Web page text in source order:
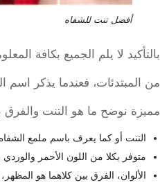
أفضل تنت للشفاه
بالتأكيد لا يلم الجميع بكافة
من المبتدئات، فعندما يذكر اسم
مميزة نوضح ما هو التنت والفرق
التنت أو كما يعرف باسم ملمع
متوفر بكلا من اللون الأحمر
الألوان، الفرق بين كلاهما هو